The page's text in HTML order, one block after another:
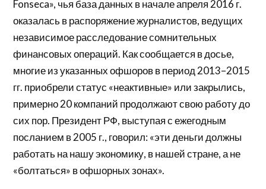
Fonseca», чья база данных в начале апреля 2016 г.
оказалась в распоряжение журналистов, ведущих
независимое расследование сомнительных
финансовых операций. Как сообщается в досье,
многие из указанных офшоров в период 2013–2015
гг. приобрели статус «неактивные» или закрылись,
примерно 20 компаний продолжают свою работу до
сих пор. Президент РФ, выступая с ежегодным
посланием в 2005 г., говорил: «эти деньги должны
работать на нашу экономику, в нашей стране, а не
«болтаться» в офшорных зонах».